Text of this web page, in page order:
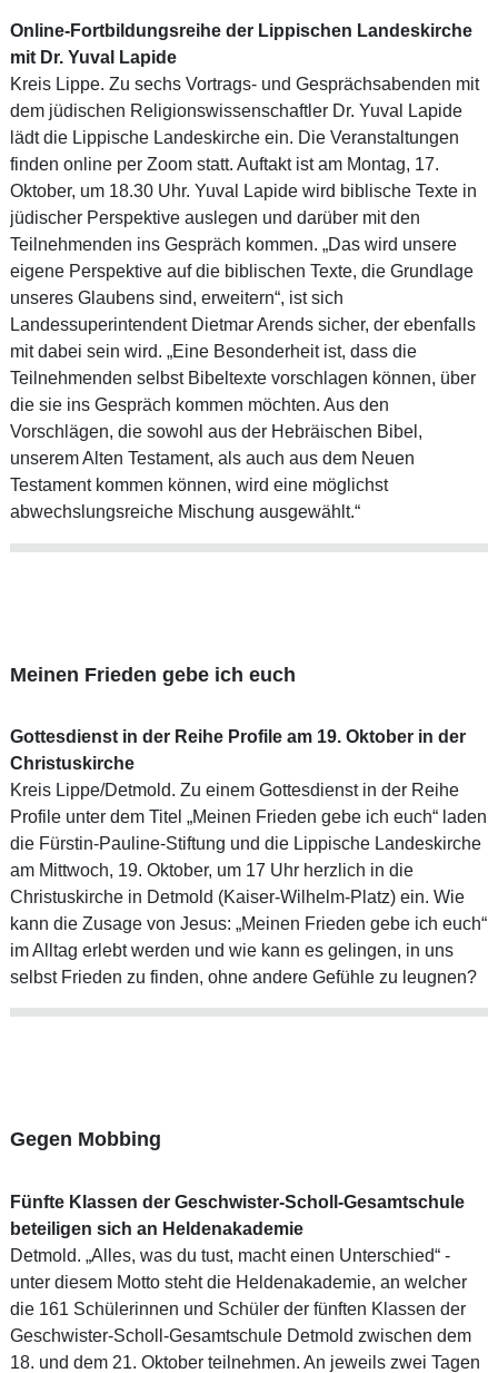
Online-Fortbildungsreihe der Lippischen Landeskirche
mit Dr. Yuval Lapide
Kreis Lippe. Zu sechs Vortrags- und Gesprächsabenden mit
dem jüdischen Religionswissenschaftler Dr. Yuval Lapide
lädt die Lippische Landeskirche ein. Die Veranstaltungen
finden online per Zoom statt. Auftakt ist am Montag, 17.
Oktober, um 18.30 Uhr. Yuval Lapide wird biblische Texte in
jüdischer Perspektive auslegen und darüber mit den
Teilnehmenden ins Gespräch kommen. „Das wird unsere
eigene Perspektive auf die biblischen Texte, die Grundlage
unseres Glaubens sind, erweitern“, ist sich
Landessuperintendent Dietmar Arends sicher, der ebenfalls
mit dabei sein wird. „Eine Besonderheit ist, dass die
Teilnehmenden selbst Bibeltexte vorschlagen können, über
die sie ins Gespräch kommen möchten. Aus den
Vorschlägen, die sowohl aus der Hebräischen Bibel,
unserem Alten Testament, als auch aus dem Neuen
Testament kommen können, wird eine möglichst
abwechslungsreiche Mischung ausgewählt.“
Meinen Frieden gebe ich euch
Gottesdienst in der Reihe Profile am 19. Oktober in der
Christuskirche
Kreis Lippe/Detmold. Zu einem Gottesdienst in der Reihe
Profile unter dem Titel „Meinen Frieden gebe ich euch“ laden
die Fürstin-Pauline-Stiftung und die Lippische Landeskirche
am Mittwoch, 19. Oktober, um 17 Uhr herzlich in die
Christuskirche in Detmold (Kaiser-Wilhelm-Platz) ein. Wie
kann die Zusage von Jesus: „Meinen Frieden gebe ich euch“
im Alltag erlebt werden und wie kann es gelingen, in uns
selbst Frieden zu finden, ohne andere Gefühle zu leugnen?
Gegen Mobbing
Fünfte Klassen der Geschwister-Scholl-Gesamtschule
beteiligen sich an Heldenakademie
Detmold. „Alles, was du tust, macht einen Unterschied“ -
unter diesem Motto steht die Heldenakademie, an welcher
die 161 Schülerinnen und Schüler der fünften Klassen der
Geschwister-Scholl-Gesamtschule Detmold zwischen dem
18. und dem 21. Oktober teilnehmen. An jeweils zwei Tagen